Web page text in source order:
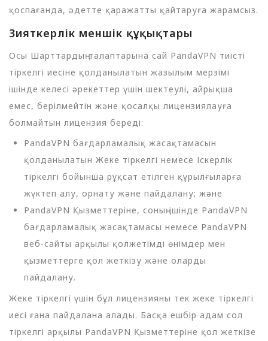
қоспағанда, әдетте қаражатты қайтаруға жарамсыз.
Зияткерлік меншік құқықтары
Осы Шарттардың талаптарына сай PandaVPN тиісті
тіркелгі иесіне қолданылатын жазылым мерзімі
ішінде келесі әрекеттер үшін шектеулі, айрықша
емес, берілмейтін және қосалқы лицензиялауға
болмайтын лицензия береді:
PandaVPN бағдарламалық жасақтамасын
қолданылатын Жеке тіркелгі немесе Іскерлік
тіркелгі бойынша рұқсат етілген құрылғыларға
жүктеп алу, орнату және пайдалану; және
PandaVPN Қызметтеріне, соның ішінде PandaVPN
бағдарламалық жасақтамасы немесе PandaVPN
веб-сайты арқылы қолжетімді өнімдер мен
қызметтерге қол жеткізу және оларды
пайдалану.
Жеке тіркелгі үшін бұл лицензияны тек жеке тіркелгі
иесі ғана пайдалана алады. Басқа ешбір адам сол
тіркелгі арқылы PandaVPN Қызметтеріне қол жеткізе